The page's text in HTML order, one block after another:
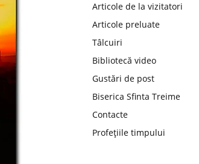
Articole de la vizitatori
Articole preluate
Tâlcuiri
Bibliotecă video
Gustări de post
Biserica Sfinta Treime
Contacte
Profețiile timpului